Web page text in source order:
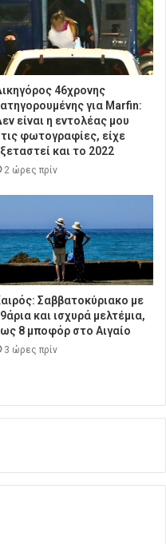
46χρονης
για Marfin:
είναι η εντολέας μου
φωτογραφίες, είχε
και το 2022
2 ώρες πρίν
Σαββατοκύριακο με
και ισχυρά μελτέμια,
8 μποφόρ στο Αιγαίο
3 ώρες πρίν